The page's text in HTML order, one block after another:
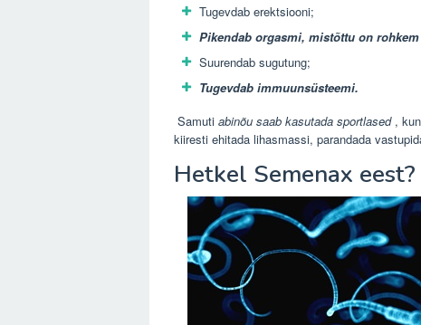
Tugevdab erektsiooni;
Pikendab orgasmi, mistõttu on
Suurendab sugutung;
Tugevdab immuunsüsteemi.
Samuti abinõu saab kasutada sportlased,
kiiresti ehitada lihasmassi, parandada
Hetkel Semenax eest?